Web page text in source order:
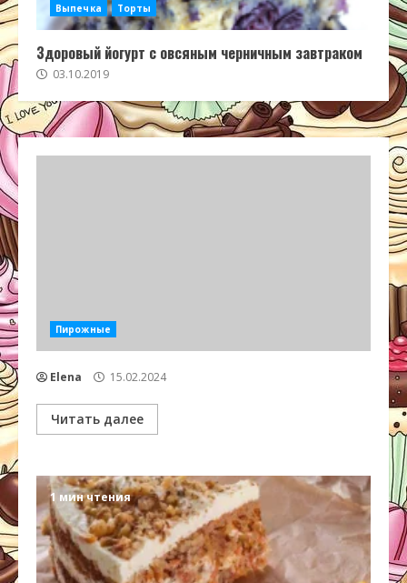
Выпечка Торты
Здоровый йогурт с овсяным черничным завтраком
03.10.2019
Пирожные
Elena 15.02.2024
Читать далее
1 мин чтения